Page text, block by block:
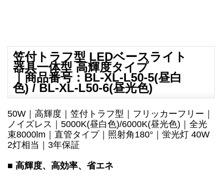
笠付トラフ型 LEDベースライト
器具一体型 高輝度タイプ
｜商品番号：BL-XL-L50-5(昼白
色) / BL-XL-L50-6(昼光色)
50W｜高輝度｜笠付トラフ型｜フリッカーフリー｜
ノイズレス｜5000K(昼白色)/6000K(昼光色)｜全光
束8000lm｜直管タイプ｜照射角180°｜蛍光灯 40W
2灯相当｜3年保証
■ 高輝度、高効率、省エネ